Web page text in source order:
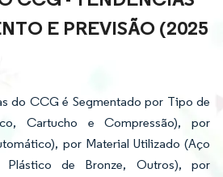
E PREVISÃO (2025
do CCG é Segmentado por Tipo de
Cartucho e Compressão), por
por Material Utilizado (Aço
Plástico de Bronze, Outros), por